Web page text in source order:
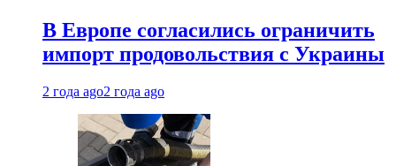
В Европе согласились ограничить
импорт продовольствия с Украины
2 года ago2 года ago